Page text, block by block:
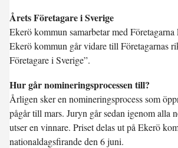
Årets Företagare i Sverige
Ekerö kommun samarbetar med
Ekerö kommun går vidare till Företagarnas
Företagare i Sverige”.
Hur går nomineringsprocessen till?
Årligen sker en nomineringsprocess som
pågår till mars. Juryn går sedan igenom alla
utser en vinnare. Priset delas ut på Ekerö
nationaldagsfirande den 6 juni.